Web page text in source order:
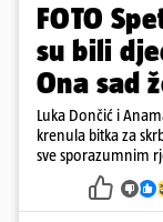
FOTO
su bili
Ona sad
Luka Dončić i
krenula bitka za
sve sporazumnim
u Sloveniji